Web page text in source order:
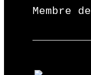
Membre de